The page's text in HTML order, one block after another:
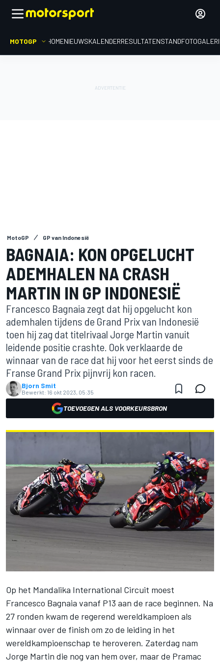
MOTOGP HOMENIEUWSKALENDERRESULTATENSTAND
MotoGP GP van Indonesië
BAGNAIA: KON OPGELUCHT
ADEMHALEN NA CRASH
MARTIN IN GP INDONESIË
Francesco Bagnaia zegt dat hij opgelucht kon
ademhalen tijdens de Grand Prix van Indonesië
toen hij zag dat titelrivaal Jorge Martin vanuit
leidende positie crashte. Ook verklaarde de
winnaar van de race dat hij voor het eerst sinds de
Franse Grand Prix pijnvrij kon racen.
Bjorn Smit
Bewerkt: 16 okt 2023, 05:35
TOEVOEGEN ALS VOORKEURSBRON
Op het Mandalika International Circuit moest
Francesco Bagnaia vanaf P13 aan de race beginnen. Na
27 ronden kwam de regerend wereldkampioen als
winnaar over de finish om zo de leiding in het
wereldkampioenschap te heroveren. Zaterdag nam
Jorge Martin die nog van hem over, maar de Pramac